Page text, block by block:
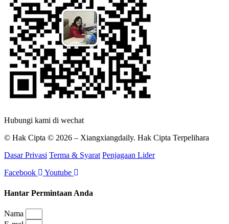
Hubungi kami di wechat
© Hak Cipta © 2026 – Xiangxiangdaily. Hak Cipta Terpelihara
Dasar Privasi Terma & Syarat Penjagaan Lider
Facebook
Youtube
Hantar Permintaan Anda
Nama